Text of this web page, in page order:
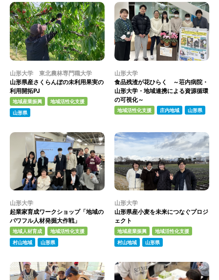
山形大学 東北農林専門職大学
山形県産さくらんぼの未利用果実の
利用開拓PJ
地域産業振興
地域活性化支援
山形県
山形大学
食品残渣が花ひらく ～荘内病院・
山形大学・地域連携による資源循環
の可視化～
地域活性化支援 庄内地域 山形県
山形大学
起業家育成ワークショップ「地域の
パワフル人材発掘大作戦」
地域人材育成
地域活性化支援
村山地域
山形県
山形大学
山形県産小麦を未来につなぐプロジ
ェクト
地域産業振興
地域活性化支援
村山地域
山形県